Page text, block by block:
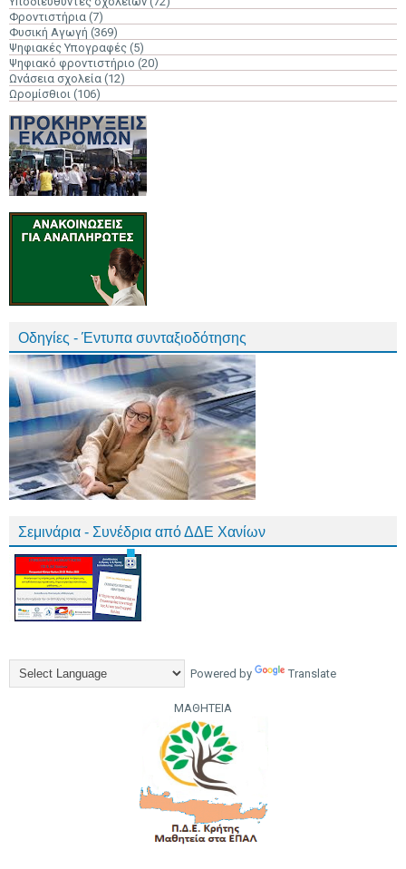
Φροντιστήρια (7)
Φυσική Αγωγή (369)
Ψηφιακές Υπογραφές (5)
Ψηφιακό φροντιστήριο (20)
Ωνάσεια σχολεία (12)
Ωρομίσθιοι (106)
Οδηγίες - Έντυπα συνταξιοδότησης
Σεμινάρια - Συνέδρια από ΔΔΕ Χανίων
Powered by Translate
ΜΑΘΗΤΕΙΑ